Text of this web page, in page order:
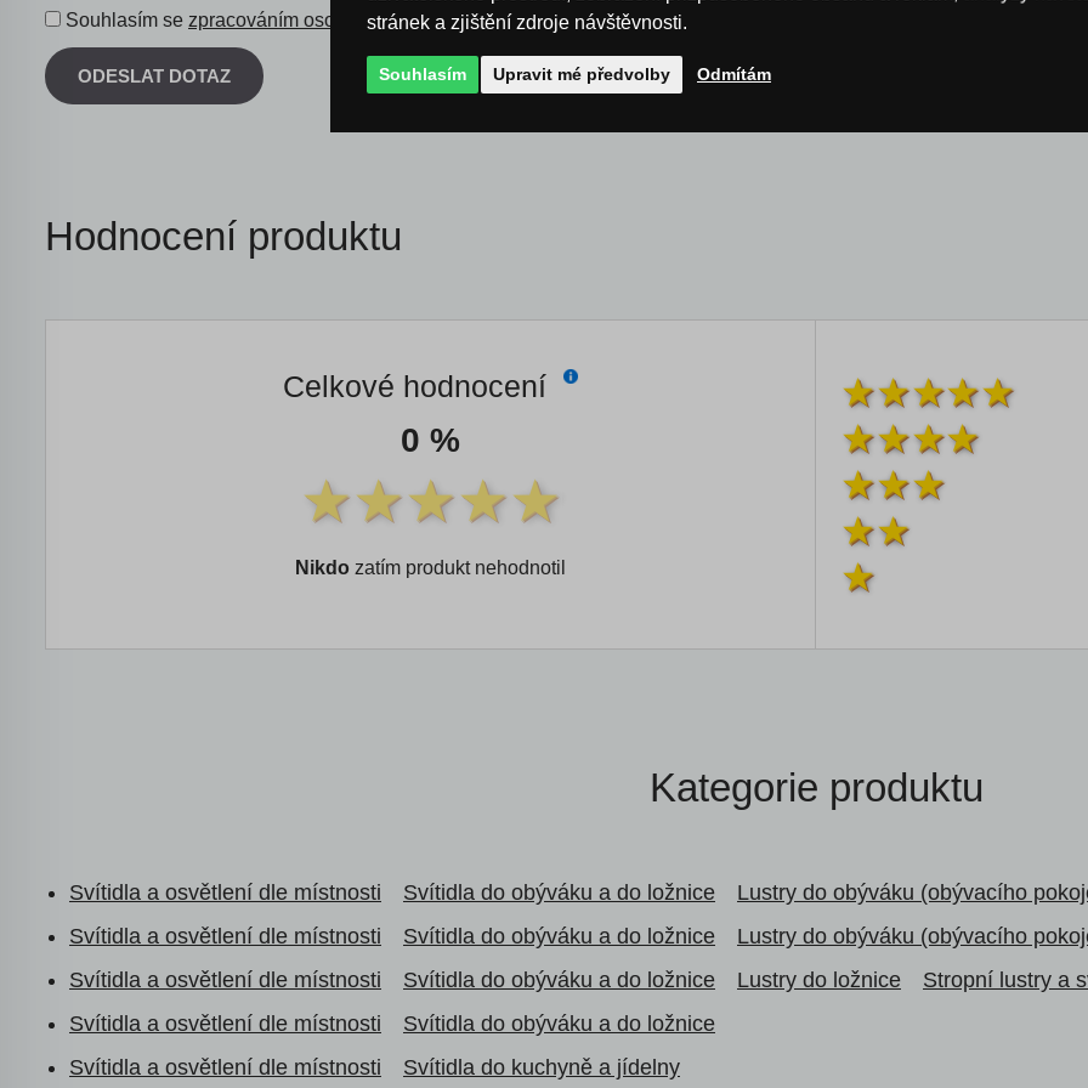
Souhlasím se zpracováním osobních údajů .
ODESLAT DOTAZ
Hodnocení produktu
Celkové hodnocení
0 %
Nikdo zatím produkt nehodnotil
Kategorie produktu
Svítidla a osvětlení dle místnosti Svítidla do obýváku a do ložnice Lustry do obýváku (obývacího
Svítidla a osvětlení dle místnosti
Svítidla do obýváku a do ložnice Lustry do obýváku (obývacího
Svítidla a osvětlení dle místnosti
Svítidla do obýváku a do ložnice Lustry do ložnice
Stropní lustry a
Svítidla a osvětlení dle místnosti
Svítidla do obýváku a do ložnice
Svítidla a osvětlení dle místnosti
Svítidla do kuchyně a jídelny
stránek a zjištění zdroje návštěvnosti.
Souhlasím Upravit mé předvolby Odmítám